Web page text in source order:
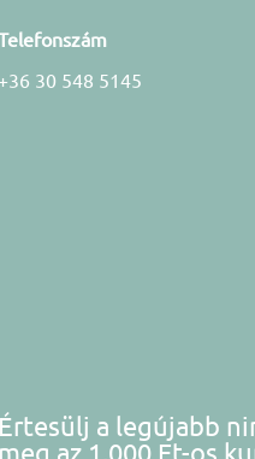
+36 30 548 5145
Értesülj a legújabb
meg az 1.000 Ft-os